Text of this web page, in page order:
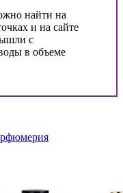
найти на
и на сайте
с
в объеме